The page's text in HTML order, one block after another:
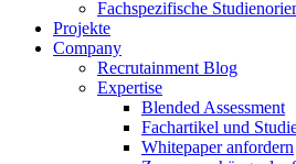
Fachspezifische
Projekte
Company
Recrutainment Blog
Expertise
Blended Assessment
Fachartikel und
Whitepaper anfordern